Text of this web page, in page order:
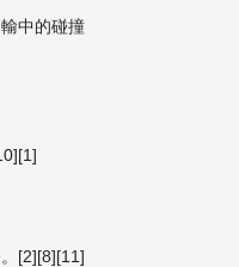
中的碰撞
[2][8][11]